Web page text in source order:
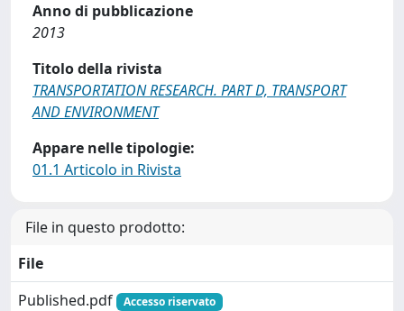
Anno di pubblicazione
2013
Titolo della rivista
TRANSPORTATION RESEARCH. PART D, TRANSPORT
AND ENVIRONMENT
Appare nelle tipologie:
01.1 Articolo in Rivista
File in questo prodotto:
File
Published.pdf
Accesso riservato